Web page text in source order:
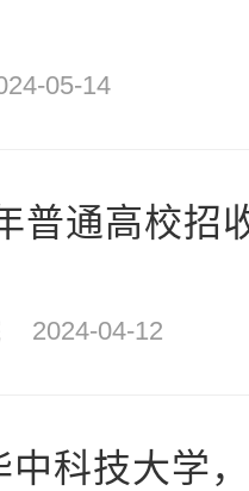
05-14
普通高校招
2024-04-12
中科技大学